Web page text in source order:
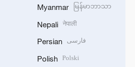
Myanmar မြန်မာဘာသာ
Nepali नेपाली
Persian فارسی
Polish Polski